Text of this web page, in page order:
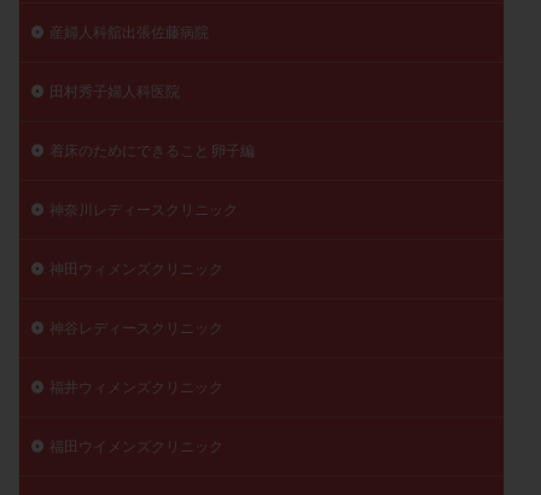
産婦人科舘出張佐藤病院
田村秀子婦人科医院
着床のためにできること 卵子編
神奈川レディースクリニック
神田ウィメンズクリニック
神谷レディースクリニック
福井ウィメンズクリニック
福田ウイメンズクリニック